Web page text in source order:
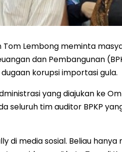
Lembong meminta
dan Pembangunan
korupsi importasi gula.
yang diajukan ke
seluruh tim auditor BPKP
di media sosial. Beliau